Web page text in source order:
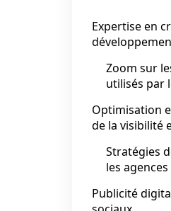
Expertise en
Zoom sur
utilisés par
Optimisation
de la visibilité
Stratégies
les agences
Publicité